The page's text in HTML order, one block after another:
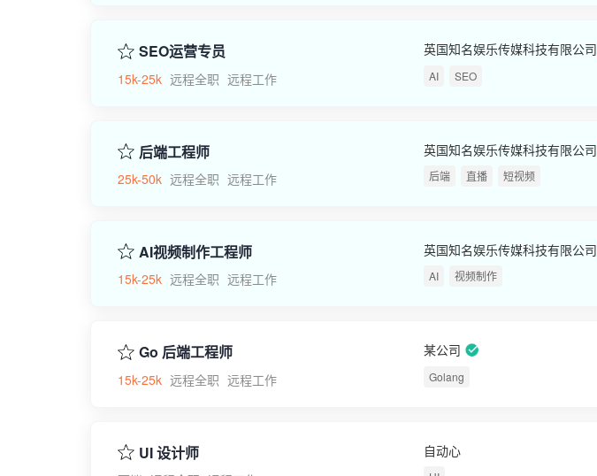
SEO运营专员
15k-25k 远程全职 远程工作
英国知名娱乐传媒科技有限公司
AI SEO
后端工程师
25k-50k 远程全职 远程工作
英国知名娱乐传媒科技有限公司
后端 直播 短视频
AI视频制作工程师
15k-25k 远程全职 远程工作
英国知名娱乐传媒科技有限公司
AI 视频制作
Go 后端工程师
15k-25k 远程全职 远程工作
某公司
Golang
UI 设计师 自动心